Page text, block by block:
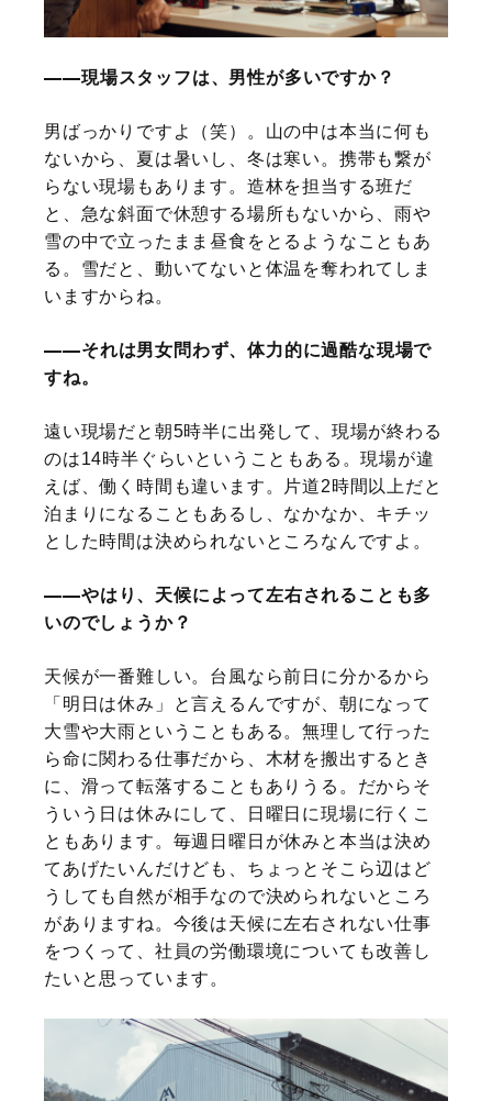
現場スタッフは、男性が多いですか？
男ばっかりですよ（笑）。山の中は本当に何も
ないから、夏は暑いし、冬は寒い。携帯も繋が
らない現場もあります。造林を担当する班だ
と、急な斜面で休憩する場所もないから、雨や
雪の中で立ったまま昼食をとるようなこともあ
る。雪だと、動いてないと体温を奪われてしま
いますからね。
それは男女問わず、体力的に過酷な現場で
すね。
遠い現場だと朝5時半に出発して、現場が終わる
のは14時半ぐらいということもある。現場が違
えば、働く時間も違います。片道2時間以上だと
泊まりになることもあるし、なかなか、キチッ
とした時間は決められないところなんですよ。
やはり、天候によって左右されることも多
いのでしょうか？
天候が一番難しい。台風なら前日に分かるから
「明日は休み」と言えるんですが、朝になって
大雪や大雨ということもある。無理して行った
ら命に関わる仕事だから、木材を搬出するとき
に、滑って転落することもありうる。だからそ
ういう日は休みにして、日曜日に現場に行くこ
ともあります。毎週日曜日が休みと本当は決め
てあげたいんだけども、ちょっとそこら辺はど
うしても自然が相手なので決められないところ
がありますね。今後は天候に左右されない仕事
をつくって、社員の労働環境についても改善し
たいと思っています。